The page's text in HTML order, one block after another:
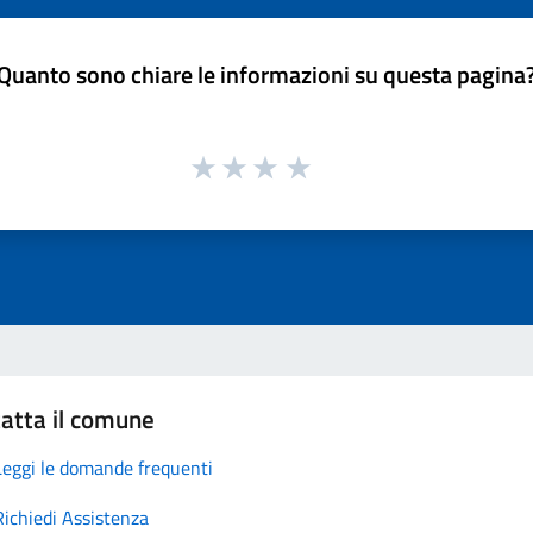
sono chiare le informazioni su questa
il comune
le domande frequenti
Assistenza